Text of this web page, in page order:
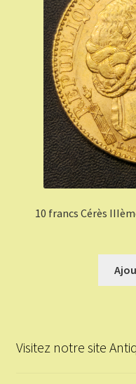
10 francs Cérès
Visitez notre site